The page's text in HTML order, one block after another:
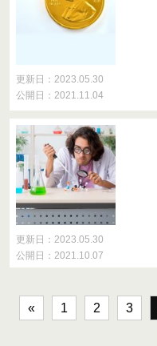
更新日：2023.05.30
公開日：2021.11.04
更新日：2023.05.30
公開日：2021.10.07
« 1 2 3